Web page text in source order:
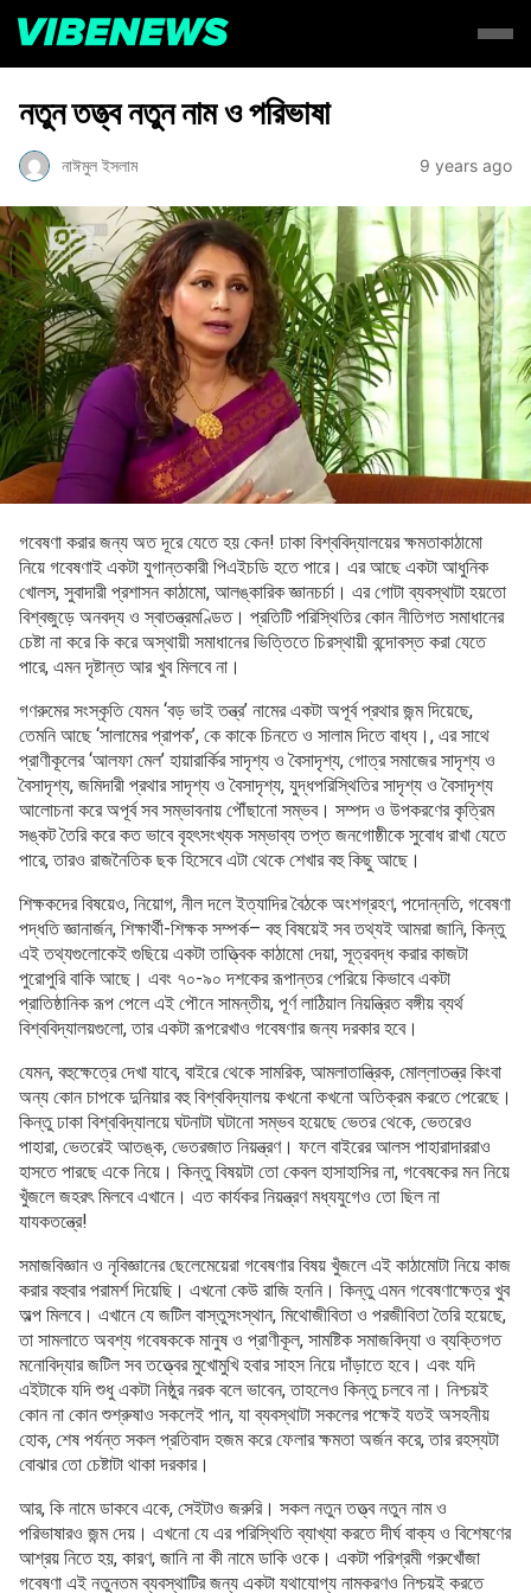
নতুন তত্ত্ব নতুন নাম ও পরিভাষা
নাঈমুল ইসলাম 9 years ago
গবেষণা করার জন্য অত দূরে যেতে হয় কেন! ঢাকা বিশ্ববিদ্যালয়ের ক্ষমতাকাঠামো
নিয়ে গবেষণাই একটা যুগান্তকারী পিএইচডি হতে পারে। এর আছে একটা আধুনিক
খোলস, সুবাদারী প্রশাসন কাঠামো, আলঙ্কারিক জ্ঞানচর্চা। এর গোটা ব্যবস্থাটা হয়তো
বিশ্বজুড়ে অনবদ্য ও স্বাতন্ত্রমণ্ডিত। প্রতিটি পরিস্থিতির কোন নীতিগত সমাধানের
চেষ্টা না করে কি করে অস্থায়ী সমাধানের ভিত্তিতে চিরস্থায়ী বন্দোবস্ত করা যেতে
পারে, এমন দৃষ্টান্ত আর খুব মিলবে না।
গণরুমের সংস্কৃতি যেমন ‘বড় ভাই তন্ত্র’ নামের একটা অপূর্ব প্রথার জন্ম দিয়েছে,
তেমনি আছে ‘সালামের প্রাপক’, কে কাকে চিনতে ও সালাম দিতে বাধ্য।, এর সাথে
প্রাণীকূলের ‘আলফা মেল’ হায়ারার্কির সাদৃশ্য ও বৈসাদৃশ্য, গোত্র সমাজের সাদৃশ্য ও
বৈসাদৃশ্য, জমিদারী প্রথার সাদৃশ্য ও বৈসাদৃশ্য, যুদ্ধপরিস্থিতির সাদৃশ্য ও বৈসাদৃশ্য
আলোচনা করে অপূর্ব সব সম্ভাবনায় পৌঁছানো সম্ভব। সম্পদ ও উপকরণের কৃত্রিম
সঙ্কট তৈরি করে কত ভাবে বৃহৎসংখ্যক সম্ভাব্য তপ্ত জনগোষ্ঠীকে সুবোধ রাখা যেতে
পারে, তারও রাজনৈতিক ছক হিসেবে এটা থেকে শেখার বহু কিছু আছে।
শিক্ষকদের বিষয়েও, নিয়োগ, নীল দলে ইত্যাদির বৈঠকে অংশগ্রহণ, পদোন্নতি, গবেষণা
পদ্ধতি জ্ঞানার্জন, শিক্ষার্থী-শিক্ষক সম্পর্ক– বহু বিষয়েই সব তথ্যই আমরা জানি, কিন্তু
এই তথ্যগুলোকেই গুছিয়ে একটা তাত্ত্বিক কাঠামো দেয়া, সূত্রবদ্ধ করার কাজটা
পুরোপুরি বাকি আছে। এবং ৭০-৯০ দশকের রূপান্তর পেরিয়ে কিভাবে একটা
প্রাতিষ্ঠানিক রূপ পেলে এই পৌনে সামন্তীয়, পূর্ণ লাঠিয়াল নিয়ন্ত্রিত বঙ্গীয় ব্যর্থ
বিশ্ববিদ্যালয়গুলো, তার একটা রূপরেখাও গবেষণার জন্য দরকার হবে।
যেমন, বহুক্ষেত্রে দেখা যাবে, বাইরে থেকে সামরিক, আমলাতান্ত্রিক, মোল্লাতন্ত্র কিংবা
অন্য কোন চাপকে দুনিয়ার বহু বিশ্ববিদ্যালয় কখনো কখনো অতিক্রম করতে পেরেছে।
কিন্তু ঢাকা বিশ্ববিদ্যালয়ে ঘটনাটা ঘটানো সম্ভব হয়েছে ভেতর থেকে, ভেতরেও
পাহারা, ভেতরেই আতঙ্ক, ভেতরজাত নিয়ন্ত্রণ। ফলে বাইরের আলস পাহারাদাররাও
হাসতে পারছে একে নিয়ে। কিন্তু বিষয়টা তো কেবল হাসাহাসির না, গবেষকের মন নিয়ে
খুঁজলে জহরৎ মিলবে এখানে। এত কার্যকর নিয়ন্ত্রণ মধ্যযুগেও তো ছিল না
যাযকতন্ত্রে!
সমাজবিজ্ঞান ও নৃবিজ্ঞানের ছেলেমেয়েরা গবেষণার বিষয় খুঁজলে এই কাঠামোটা নিয়ে কাজ
করার বহুবার পরামর্শ দিয়েছি। এখনো কেউ রাজি হননি। কিন্তু এমন গবেষণাক্ষেত্র খুব
অল্প মিলবে। এখানে যে জটিল বাস্তুসংস্থান, মিথোজীবিতা ও পরজীবিতা তৈরি হয়েছে,
তা সামলাতে অবশ্য গবেষককে মানুষ ও প্রাণীকূল, সামষ্টিক সমাজবিদ্যা ও ব্যক্তিগত
মনোবিদ্যার জটিল সব তত্ত্বের মুখোমুখি হবার সাহস নিয়ে দাঁড়াতে হবে। এবং যদি
এইটাকে যদি শুধু একটা নিষ্ঠুর নরক বলে ভাবেন, তাহলেও কিন্তু চলবে না। নিশ্চয়ই
কোন না কোন শুশ্রুষাও সকলেই পান, যা ব্যবস্থাটা সকলের পক্ষেই যতই অসহনীয়
হোক, শেষ পর্যন্ত সকল প্রতিবাদ হজম করে ফেলার ক্ষমতা অর্জন করে, তার রহস্যটা
বোঝার তো চেষ্টাটা থাকা দরকার।
আর, কি নামে ডাকবে একে, সেইটাও জরুরি। সকল নতুন তত্ত্ব নতুন নাম ও
পরিভাষারও জন্ম দেয়। এখনো যে এর পরিস্থিতি ব্যাখ্যা করতে দীর্ঘ বাক্য ও বিশেষণের
আশ্রয় নিতে হয়, কারণ, জানি না কী নামে ডাকি ওকে। একটা পরিশ্রমী গরুখোঁজা
গবেষণা এই নতুনতম ব্যবস্থাটির জন্য একটা যথাযোগ্য নামকরণও নিশ্চয়ই করতে